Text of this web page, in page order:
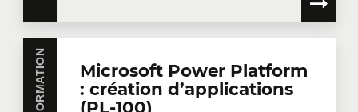
Microsoft Power Platform
: création d’applications
(PL-100)